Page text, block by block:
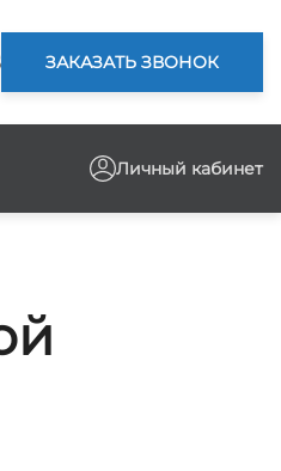
ЗАКАЗАТЬ ЗВОНОК
Личный кабинет